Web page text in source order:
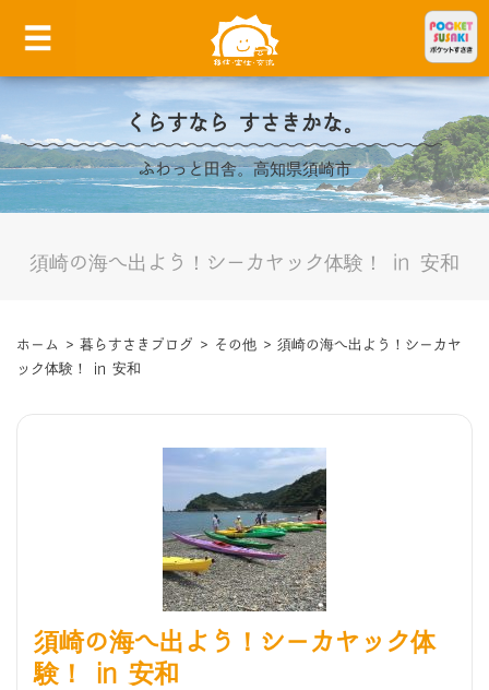
くらすなら すさきかな。
ふわっと田舎。高知県須崎市
須崎の海へ出よう！シーカヤック体験！ in 安和
ホーム > 暮らすさきブログ > その他 > 須崎の海へ出よう！シーカヤ
ック体験！ in 安和
須崎の海へ出よう！シーカヤック体
験！ in 安和